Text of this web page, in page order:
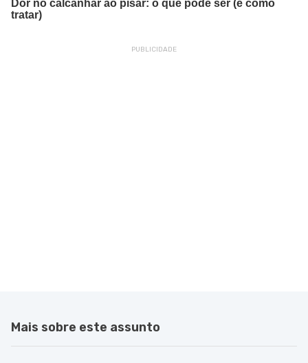
Mais sobre este assunto